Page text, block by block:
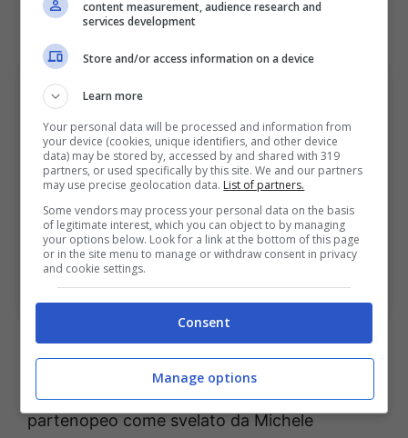
internazionale.
Nuova occasione in Serie A: arriva subito – Ansa –
bolognasportnews.it
Ci sarà un contatto diretto con il club
partenopeo come svelato da Michele
content measurement, audience research and
services development
Store and/or access information on a device
Learn more
Your personal data will be processed and information from
your device (cookies, unique identifiers, and other device
data) may be stored by, accessed by and shared with 319
partners, or used specifically by this site. We and our partners
may use precise geolocation data. List of partners.
Some vendors may process your personal data on the basis
of legitimate interest, which you can object to by managing
your options below. Look for a link at the bottom of this page
or in the site menu to manage or withdraw consent in privacy
and cookie settings.
Consent
Manage options